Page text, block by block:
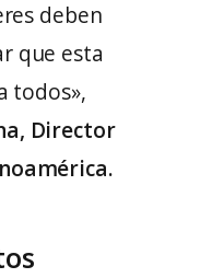
deben
que esta
todos»,
Director